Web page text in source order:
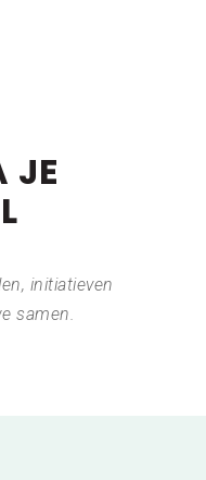
JE
initiatieven
samen.